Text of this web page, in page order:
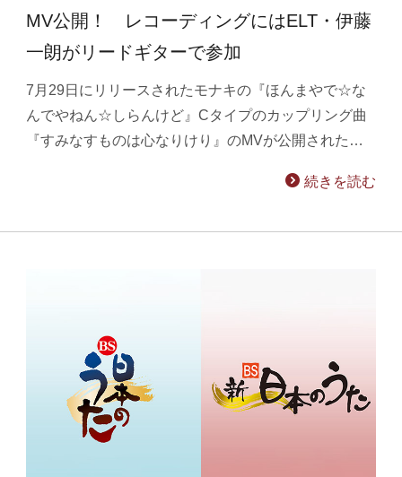
MV公開！ レコーディングにはELT・伊藤
一朗がリードギターで参加
7月29日にリリースされたモナキの『ほんまやで☆な
んでやねん☆しらんけど』Cタイプのカップリング曲
『すみなすものは心なりけり』のMVが公開された…
続きを読む